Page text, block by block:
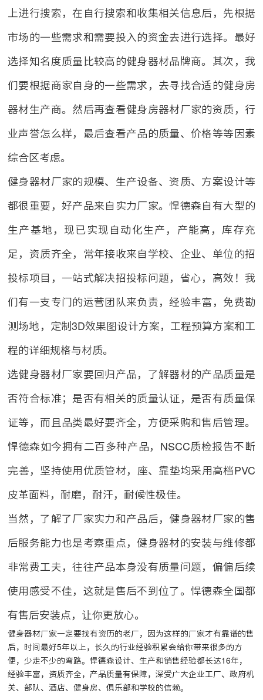
上进行搜索，在自行搜索和收集相关信息后，先根据
市场的一些需求和需要投入的资金去进行选择。最好
选择知名度质量比较高的健身器材品牌商。其次，我
们要根据商家自身的一些需求，去寻找合适的健身房
器材生产商。然后再查看健身房器材厂家的资质，行
业声誉怎么样，最后查看产品的质量、价格等等因素
综合区考虑。
健身器材厂家的规模、生产设备、资质、方案设计等
都很重要，好产品来自实力厂家。悍德森自有大型的
生产基地，现已实现自动化生产，产能高，库存充
足，资质齐全，常年接收来自学校、企业、单位的招
投标项目，一站式解决招投标问题，省心，高效！我
们有一支专门的运营团队来负责，经验丰富，免费勘
测场地，定制3D效果图设计方案，工程预算方案和工
程的详细规格与材质。
选健身器材厂家要回归产品，了解器材的产品质量是
否符合标准；是否有相关的质量认证，是否有质量保
证等，而且品类最好要齐全，方便采购和售后管理。
悍德森如今拥有二百多种产品，NSCC质检报告不断
完善，坚持使用优质管材，座、靠垫均采用高档PVC
皮革面料，耐磨，耐汗，耐候性极佳。
当然，了解了厂家实力和产品后，健身器材厂家的售
后服务能力也是考察重点，健身器材的安装与维修都
非常费工夫，往往产品本身没有质量问题，偏偏后续
使用感受不佳，这就是售后不到位了。悍德森全国都
有售后安装点，让你更放心。
健身器材厂家一定要找有资历的老厂，因为这样的厂家才有靠谱的售
后，时间最好5年以上，长久的行业经验积累会给你带来很多的方
便，少走不少的弯路。悍德森设计、生产和销售经验都长达16年，
经验丰富，资质齐全，产品质量有保障，深受广大企业工厂、政府机
关、部队、酒店、健身房、俱乐部和学校的信赖。